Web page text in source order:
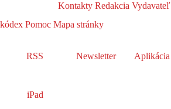
Kontakty Redakcia Vydavateľ
kódex Pomoc Mapa stránky
RSS Newsletter Aplikácia
iPad